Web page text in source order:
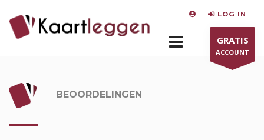
LOG IN
GRATIS
ACCOUNT
BEOORDELINGEN